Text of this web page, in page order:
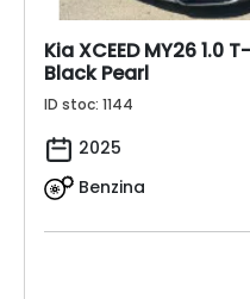
Kia XCEED MY26 1.0
Black Pearl
ID stoc: 1144
2025
Benzina